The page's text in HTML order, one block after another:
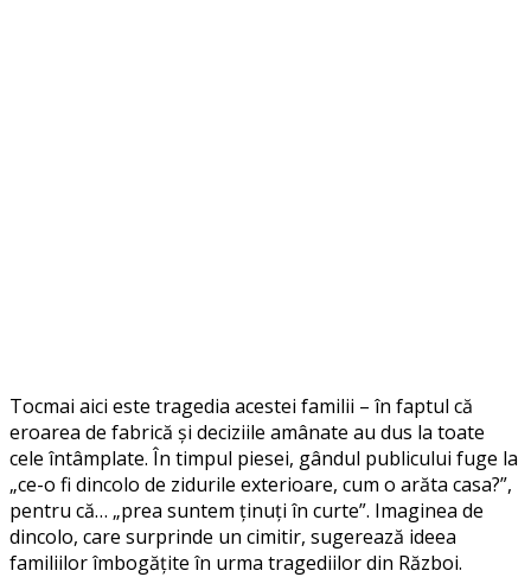
Tocmai aici este tragedia acestei familii – în faptul că
eroarea de fabrică și deciziile amânate au dus la toate
cele întâmplate. În timpul piesei, gândul publicului fuge la
„ce-o fi dincolo de zidurile exterioare, cum o arăta casa?”,
pentru că… „prea suntem ținuți în curte”. Imaginea de
dincolo, care surprinde un cimitir, sugerează ideea
familiilor îmbogățite în urma tragediilor din Război.